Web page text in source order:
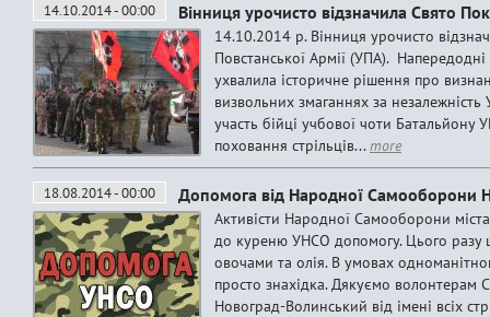
14.10.2014 - 00:00 Вінниця урочисто відзначила Свято
14.10.2014 р. Вінниця урочисто
Повстанської Армії (УПА).
ухвалила історичне рішення про
визвольних змаганнях за
участь бійці учбової чоти
поховання стрільців...more
18.08.2014 - 00:00 Допомога від Народної Самооборони
Активісти Народної Самооборони
до куреню УНСО допомогу. Цього разу
овочами та олія. В умовах
просто знахідка. Дякуємо волонтерам
Новоград-Волинський від імені всіх